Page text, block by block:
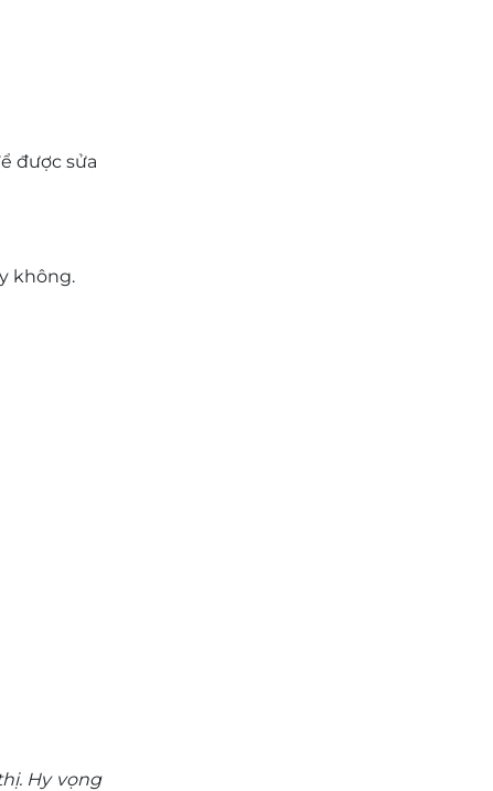
được sửa
không.
Hy vọng